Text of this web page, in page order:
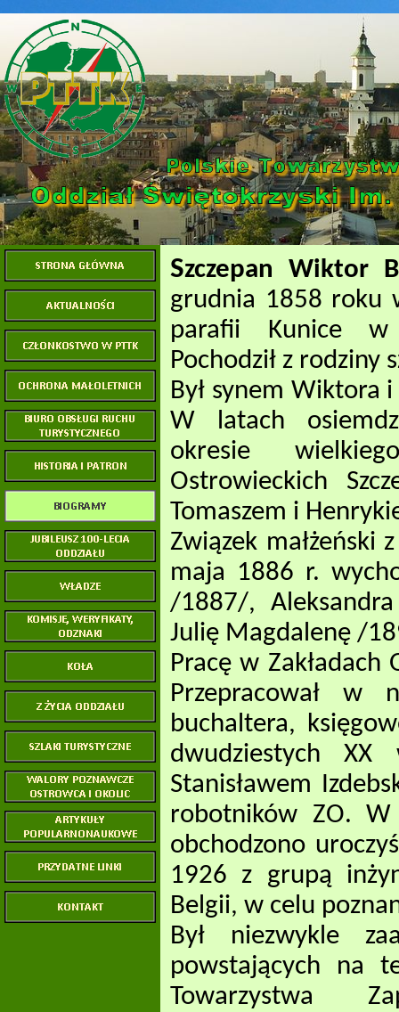
Szczepan Wiktor
grudnia 1858 roku
parafii Kunice w
Pochodził z rodziny
Był synem Wiktora
W latach
okresie
Ostrowieckich
Tomaszem i
Związek małżeński
maja 1886 r.
/1887/,
Julię Magdalenę /
Pracę w Zakładach
Przepracował w
buchaltera,
dwudziestych
Stanisławem
robotników ZO.
obchodzono
1926 z grupą
Belgii, w celu
Był niezwykle
powstających na
Towarzystwa